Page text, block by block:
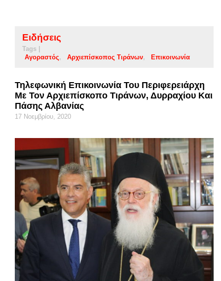
Ειδήσεις
Tags |
Αγοραστός
Αρχιεπίσκοπος Τιράνων Επικοινωνία
Τηλεφωνική Επικοινωνία Του Περιφερειάρχη
Με Τον Αρχιεπίσκοπο Τιράνων, Δυρραχίου Και
Πάσης Αλβανίας
17 Νοεμβρίου, 2020